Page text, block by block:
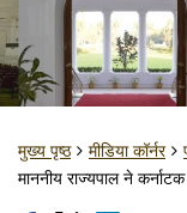
मुख्य पृष्ठ मीडिया कॉर्नर
माननीय राज्यपाल ने